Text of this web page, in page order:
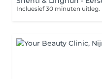
Incluesief 30 minuten uitleg.